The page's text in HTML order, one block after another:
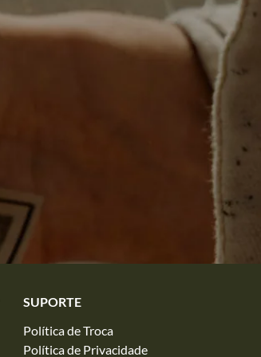
SUPORTE
Política de Troca
Política de Privacidade